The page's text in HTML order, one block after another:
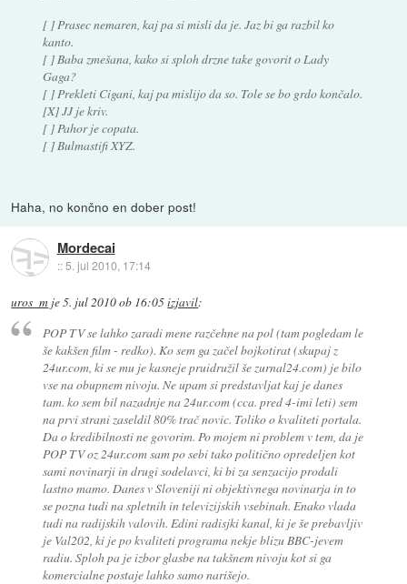
[ ] Prasec nemaren, kaj pa si misli da je. Jaz bi ga razbil ko
kanto.
[ ] Baba zmešana, kako si sploh drzne take govorit o Lady
Gaga?
[ ] Prekleti Cigani, kaj pa mislijo da so. Tole se bo grdo končalo.
[X] JJ je kriv.
[ ] Pahor je copata.
[ ] Bulmastifi XYZ.
Haha, no končno en dober post!
Mordecai
::5. jul 2010, 17:14
uros_m je5. jul 2010 ob 16:05izjavil:
POP TV se lahko zaradi mene razčehne na pol (tam pogledam le
še kakšen film - redko). Ko sem ga začel bojkotirat (skupaj z
24ur.com, ki se mu je kasneje pruidružil še zurnal24.com) je bilo
vse na obupnem nivoju. Ne upam si predstavljat kaj je danes
tam. ko sem bil nazadnje na 24ur.com (cca. pred 4-imi leti) sem
na prvi strani zaseldil 80% trač novic. Toliko o kvaliteti portala.
Da o kredibilnosti ne govorim. Po mojem ni problem v tem, da je
POP TV oz 24ur.com sam po sebi tako politično opredeljen kot
sami novinarji in drugi sodelavci, ki bi za senzacijo prodali
lastno mamo. Danes v Sloveniji ni objektivnega novinarja in to
se pozna tudi na spletnih in televizijskih vsebinah. Enako vlada
tudi na radijskih valovih. Edini radisjki kanal, ki je še prebavljiv
je Val202, ki je po kvaliteti programa nekje blizu BBC-jevem
radiu. Sploh pa je izbor glasbe na takšnem nivoju kot si ga
komercialne postaje lahko samo narišejo.